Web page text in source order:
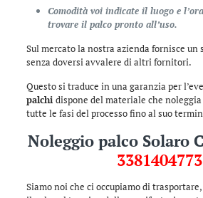
Comodità voi indicate il luogo e
trovare il palco pronto all’uso.
Sul mercato la nostra azienda fornisce un
senza doversi avvalere di altri fornitori.
Questo si traduce in una garanzia per
palchi dispone del materiale che
tutte le fasi del processo fino al suo
Noleggio palco Solaro
3381404773
Siamo noi che ci occupiamo di